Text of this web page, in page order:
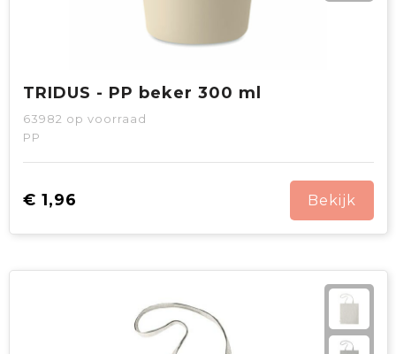
TRIDUS - PP beker 300 ml
63982 op voorraad
PP
€ 1,96 Bekijk